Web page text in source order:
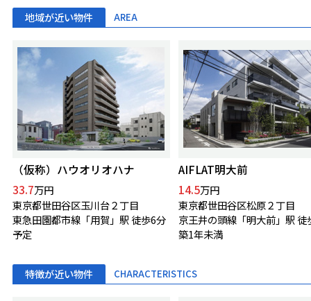
地域が近い物件 AREA
（仮称）ハウオリオハナ
33.7万円
東京都世田谷区玉川台２丁目
東急田園都市線「用賀」駅 徒歩6分
予定
AIFLAT明大前
14.5万円
東京都世田谷区松原２丁目
京王井の頭線「明大前」駅 徒
築1年未満
特徴が近い物件 CHARACTERISTICS